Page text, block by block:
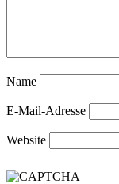
Name
E-Mail-Adresse
Website